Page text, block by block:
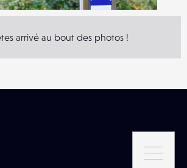
arrivé au bout des photos !